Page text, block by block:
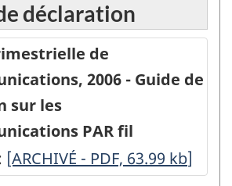
Enquête
trimestrielle
télécommunications
de
déclaration
de
2006 - Guide de
sur les
PAR fil
-[ARCHIVÉ - PDF, 63.99 kb]